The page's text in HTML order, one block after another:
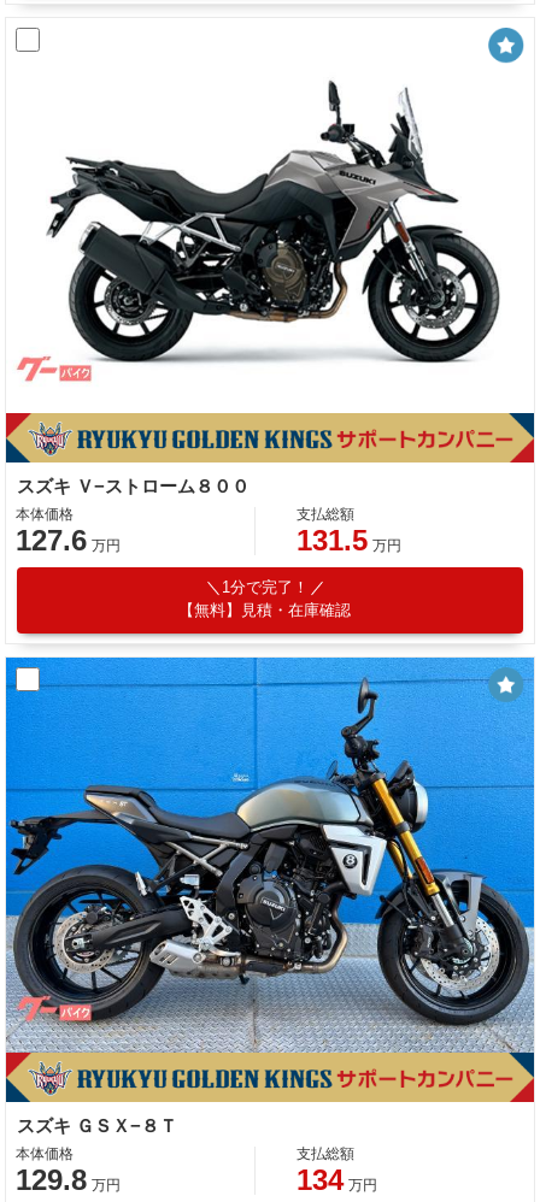
スズキ Ｖ−ストローム８００
本体価格
127.6 万円
支払総額
131.5 万円
1分で完了！
【無料】見積・在庫確認
スズキ ＧＳＸ−８Ｔ
本体価格
129.8 万円
支払総額
134 万円